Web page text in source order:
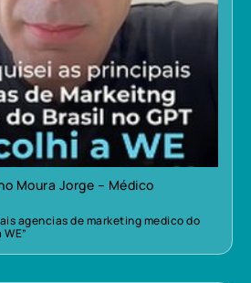
Moura Jorge – Médico
agencias de marketing medico do